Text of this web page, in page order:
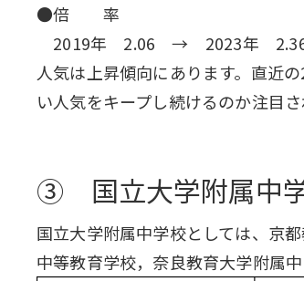
●倍 率
2019年 2.06 → 2023年
人気は上昇傾向にあります。直近
い人気をキープし続けるのか注目さ
③ 国立大学附属中
国立大学附属中学校としては、京
中等教育学校，奈良教育大学附属